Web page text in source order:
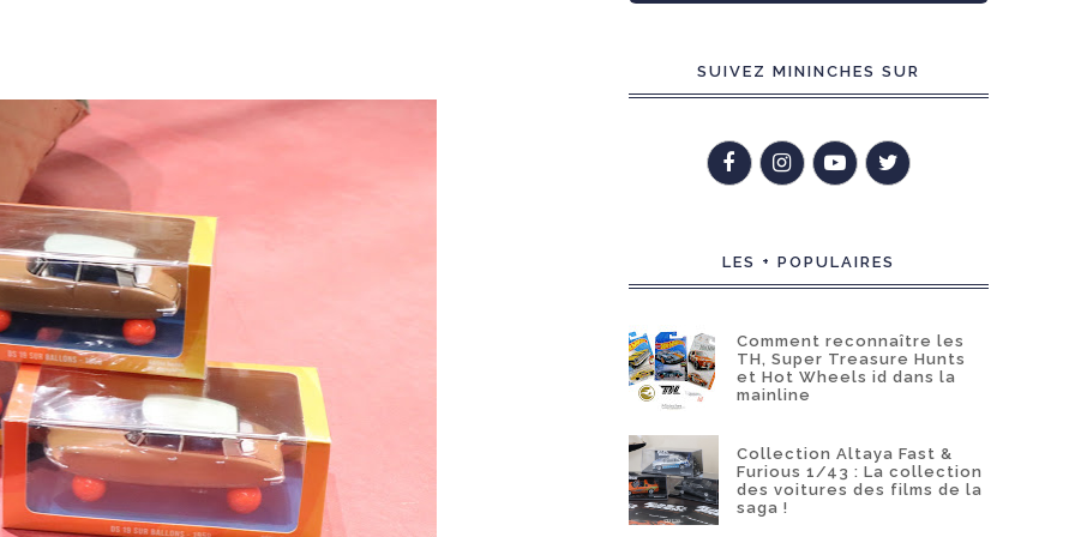
SUIVEZ MININCHES SUR
LES + POPULAIRES
Comment reconnaître les
TH, Super Treasure Hunts
et Hot Wheels id dans la
mainline
Collection Altaya Fast &
Furious 1/43 : La collection
des voitures des films de la
saga !